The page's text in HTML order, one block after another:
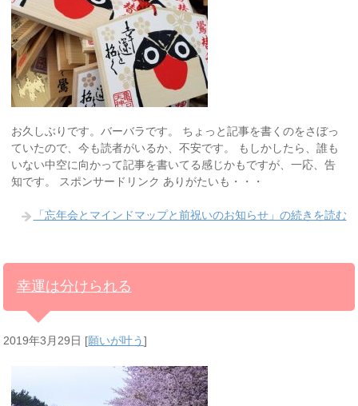
お久しぶりです。バーバラです。 ちょっと記事を書くのをさぼっ
ていたので、今も読者がいるか、不安です。 もしかしたら、誰も
いない中空に向かって記事を書いてる感じかもですが、一応、告
知です。 スポンサードリンク ありがたいも・・・
「忘年会とマインドマップと前祝いのお知らせ」の続きを読む
幸運は分けられる
2019年3月29日 [願いが叶う]